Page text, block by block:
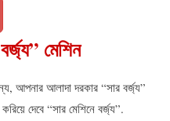
মেশিন
আপনার আলাদা দরকার “সার বর্জ্য”
দেবে “সার মেশিনে বর্জ্য”.